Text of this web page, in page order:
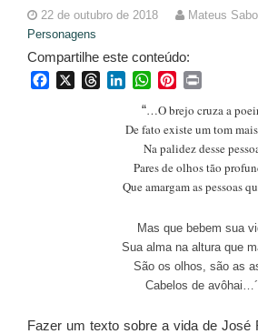
22 de outubro de 2018 Mateus
Personagens
Compartilhe este conteúdo:
FacebookThreadsLinkedInWhatsApp
Pinterest
“…O brejo cruza a
De fato existe um tom
Na palidez desse
Pares de olhos tão
Que amargam as pessoas
Mas que bebem sua
Sua alma na altura que
São os olhos, são as
Cabelos de
Fazer um texto sobre a vida de José